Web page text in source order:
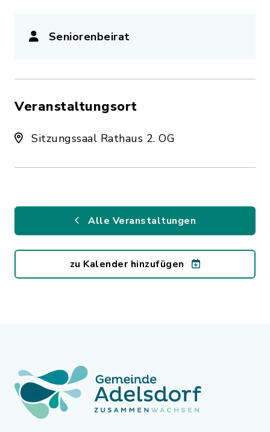
Seniorenbeirat
Veranstaltungsort
Sitzungssaal Rathaus 2. OG
Alle Veranstaltungen
zu Kalender hinzufügen